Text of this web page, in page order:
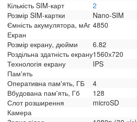
Кількість SIM-карт
2
Розмір SIM-картки
Nano-SIM
Ємність акумулятора, мАг 4850
Екран
Розмір екрану, дюйми
6.82
Роздільна здатність екрану1560х720
Технологія екрану
IPS
Пам'ять
Оперативна пам'ять, ГБ
4
Вбудована пам'ять, Гб
128
Слот розширення
microSD
Камера